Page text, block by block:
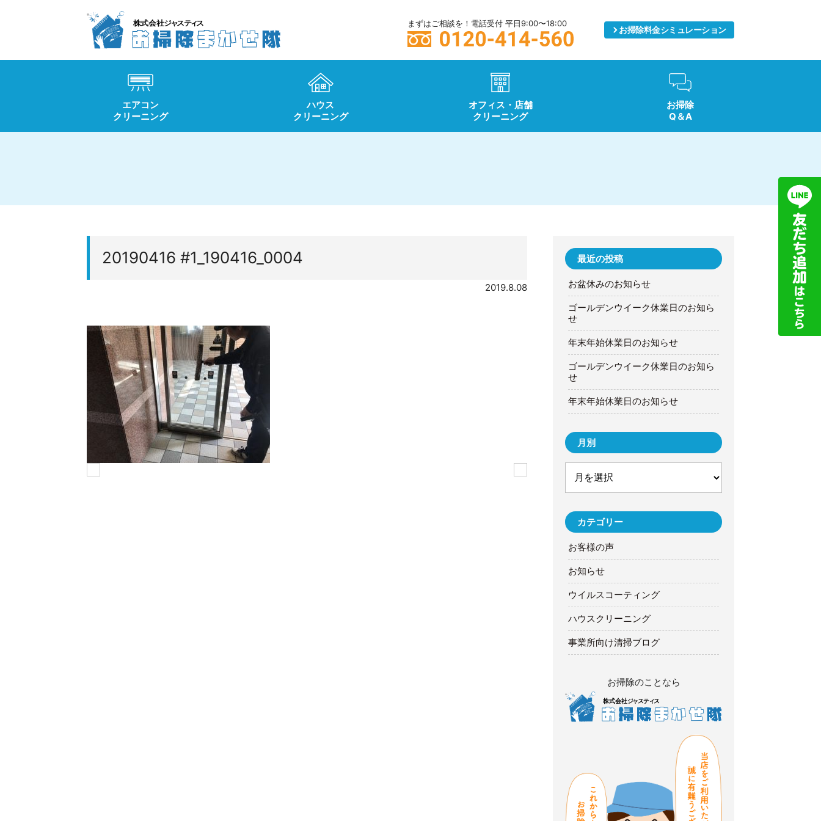
まずはご相談を！電話受付 平日9:00〜18:00
お掃除料金シミュレーション
エアコン
クリーニング
ハウス
クリーニング
オフィス・店舗
クリーニング
お掃除
Q＆A
20190416 #1_190416_0004
2019.8.08
最近の投稿
お盆休みのお知らせ
ゴールデンウイーク休業日のお知ら
せ
年末年始休業日のお知らせ
ゴールデンウイーク休業日のお知ら
せ
年末年始休業日のお知らせ
月別
カテゴリー
お客様の声
お知らせ
ウイルスコーティング
ハウスクリーニング
事業所向け清掃ブログ
お掃除のことなら